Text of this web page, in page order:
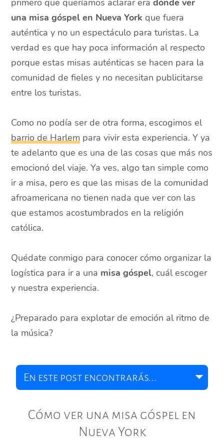
primero que queríamos aclarar eradónde ver
una misa góspel en Nueva York que fuera
auténtica y no un espectáculo para turistas. La
verdad es que hay poca información al respecto
porque estas misas auténticas se hacen para la
comunidad de fieles y no necesitan publicitarse
entre los turistas.
Como no podía ser de otra forma, escogimos el
barrio de Harlem para vivir esta experiencia. Y ya
te adelanto que es una de las cosas que más nos
emocionó del viaje. Ya ves, algo tan simple como
ir a misa, pero es que las misas de la comunidad
afroamericana no tienen nada que ver con las
que estamos acostumbrados en la religión
católica.
Quédate conmigo para conocer cómo organizar la
logística para ir a una misa góspel, cuál escoger
y nuestra experiencia.
¿Preparado para explotar de emoción al ritmo de
la música?
Cómo ver una misa góspel en
Nueva York